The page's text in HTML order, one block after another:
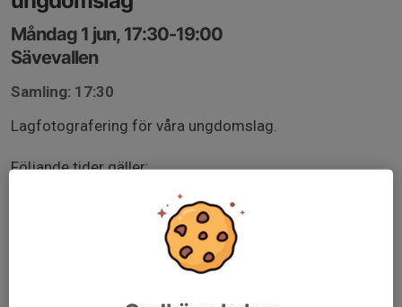
Måndag 1 jun, 17:30-19:00
Sävevallen
Samling: 17:30
Lagfotografering för våra ungdomslag.
Följande tider gäller: